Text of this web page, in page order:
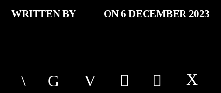
WRITTEN BY ON 6 DECEMBER 2023